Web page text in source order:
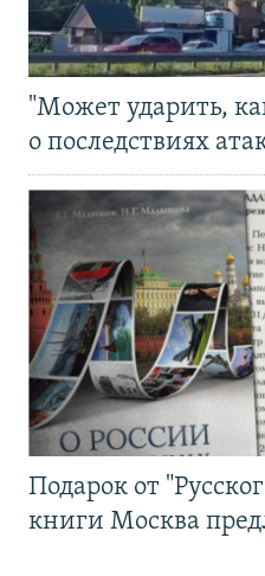
"Может ударить,
о последствиях
Подарок от
книги Москва